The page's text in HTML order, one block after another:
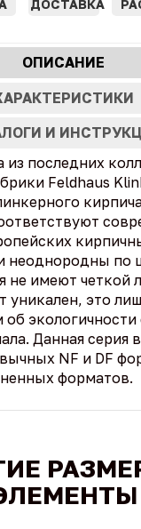
ДОСТАВКА
ОПИСАНИЕ
И
из последних
Feldhaus
неоднородны по
не имеют четкой
уникален, это
экологичности
Данная серия
NF и DF
форматов.